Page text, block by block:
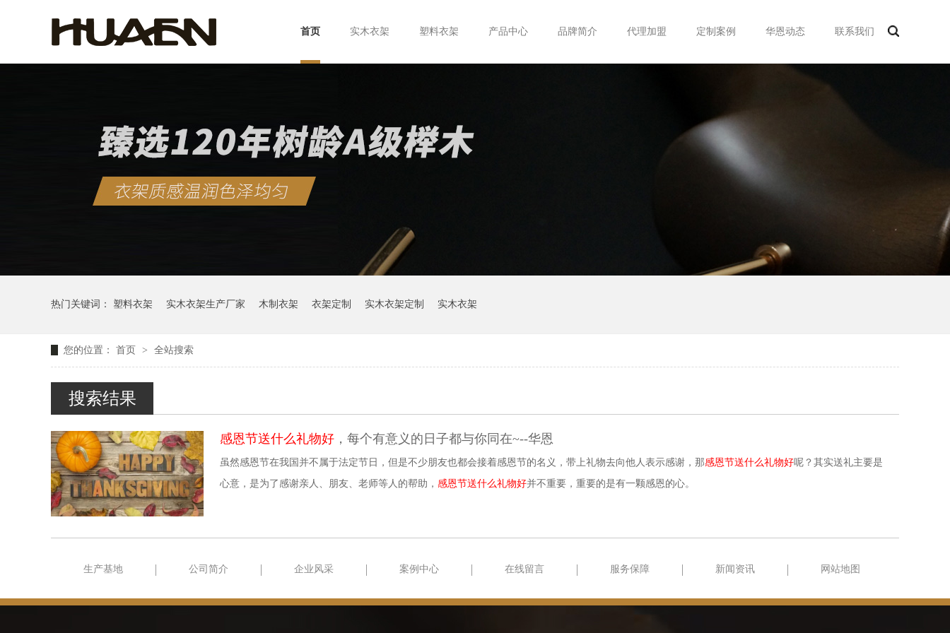
首页 实木衣架 塑料衣架 产品中心 品牌简介 代理加盟 定制案例 华恩动态 联系我们
热门关键词： 塑料衣架 实木衣架生产厂家 木制衣架 衣架定制 实木衣架定制 实木衣架
您的位置： 首页 > 全站搜索
搜索结果
感恩节送什么礼物好 ，每个有意义的日子都与你同在~--华恩
虽然感恩节在我国并不属于法定节日，但是不少朋友也都会接着感恩节的名义，带上礼物去向他人表示感谢，那感恩节送什么礼物好呢？其实送礼主要是
心意，是为了感谢亲人、朋友、老师等人的帮助， 感恩节送什么礼物好并不重要，重要的是有一颗感恩的心。
生产基地 公司简介 企业风采 案例中心 在线留言 服务保障 新闻资讯 网站地图